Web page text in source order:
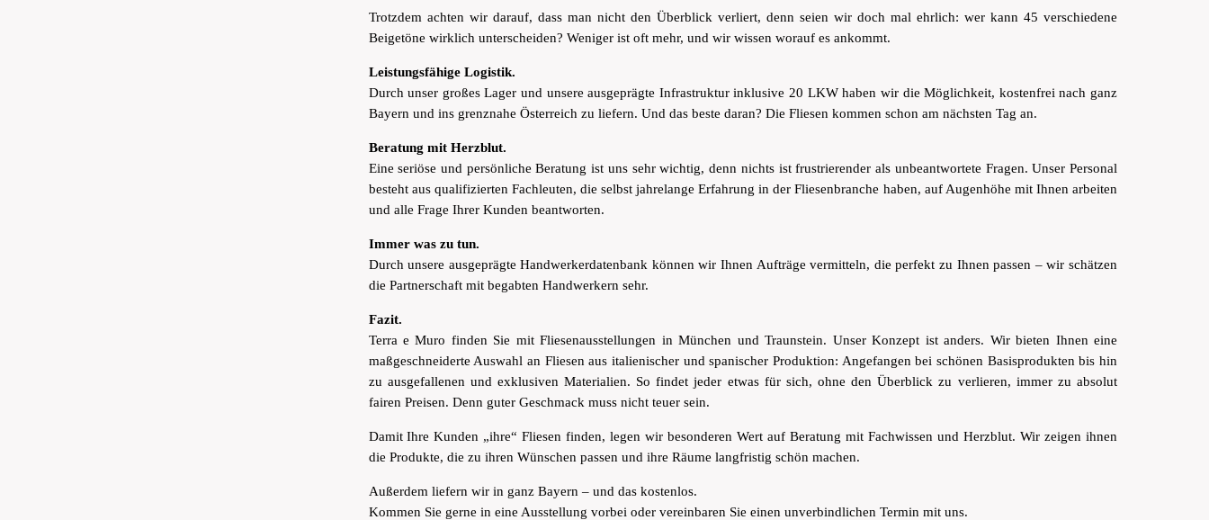
Trotzdem achten wir darauf, dass man nicht den Überblick verliert, denn seien wir doch mal ehrlich: wer kann 45 verschiedene
Beigetöne wirklich unterscheiden? Weniger ist oft mehr, und wir wissen worauf es ankommt.
Leistungsfähige Logistik.
Durch unser großes Lager und unsere ausgeprägte Infrastruktur inklusive 20 LKW haben wir die Möglichkeit, kostenfrei nach ganz
Bayern und ins grenznahe Österreich zu liefern. Und das beste daran? Die Fliesen kommen schon am nächsten Tag an.
Beratung mit Herzblut.
Eine seriöse und persönliche Beratung ist uns sehr wichtig, denn nichts ist frustrierender als unbeantwortete Fragen. Unser Personal
besteht aus qualifizierten Fachleuten, die selbst jahrelange Erfahrung in der Fliesenbranche haben, auf Augenhöhe mit Ihnen arbeiten
und alle Frage Ihrer Kunden beantworten.
Immer was zu tun.
Durch unsere ausgeprägte Handwerkerdatenbank können wir Ihnen Aufträge vermitteln, die perfekt zu Ihnen passen – wir schätzen
die Partnerschaft mit begabten Handwerkern sehr.
Fazit.
Terra e Muro finden Sie mit Fliesenausstellungen in München und Traunstein. Unser Konzept ist anders. Wir bieten Ihnen eine
maßgeschneiderte Auswahl an Fliesen aus italienischer und spanischer Produktion: Angefangen bei schönen Basisprodukten bis hin
zu ausgefallenen und exklusiven Materialien. So findet jeder etwas für sich, ohne den Überblick zu verlieren, immer zu absolut
fairen Preisen. Denn guter Geschmack muss nicht teuer sein.
Damit Ihre Kunden „ihre“ Fliesen finden, legen wir besonderen Wert auf Beratung mit Fachwissen und Herzblut. Wir zeigen ihnen
die Produkte, die zu ihren Wünschen passen und ihre Räume langfristig schön machen.
Außerdem liefern wir in ganz Bayern – und das kostenlos.
Kommen Sie gerne in eine Ausstellung vorbei oder vereinbaren Sie einen unverbindlichen Termin mit uns.